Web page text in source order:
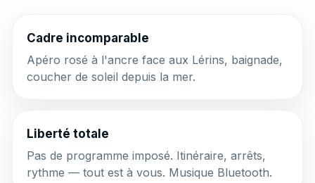
Cadre incomparable
Apéro rosé à l'ancre face aux Lérins, baignade,
coucher de soleil depuis la mer.
Liberté totale
Pas de programme imposé. Itinéraire, arrêts,
rythme — tout est à vous. Musique Bluetooth.